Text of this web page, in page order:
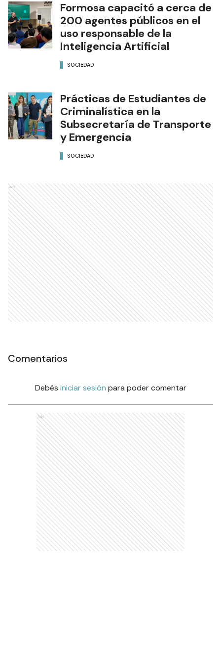
Formosa capacitó a cerca de
200 agentes públicos en el
uso responsable de la
Inteligencia Artificial
SOCIEDAD
Prácticas de Estudiantes de
Criminalística en la
Subsecretaría de Transporte
y Emergencia
SOCIEDAD
Ads
Comentarios
Debés iniciar sesión para poder comentar
Ads